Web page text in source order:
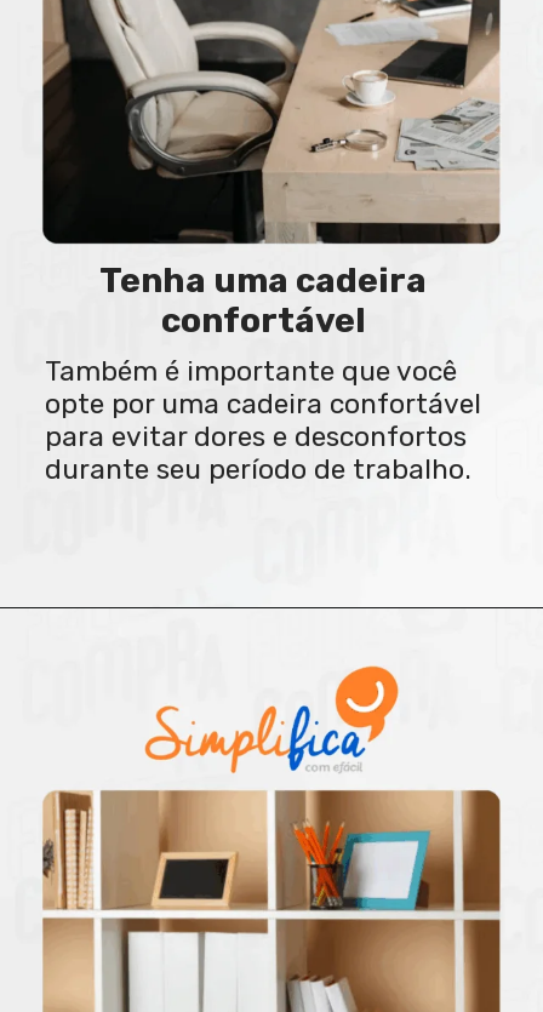
Tenha uma cadeira
confortável
Também é importante que você
opte por uma cadeira confortável
para evitar dores e desconfortos
durante seu período de trabalho.